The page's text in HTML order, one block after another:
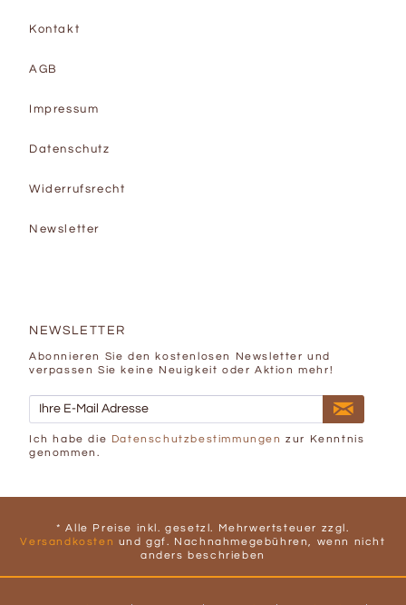
Kontakt
AGB
Impressum
Datenschutz
Widerrufsrecht
Newsletter
NEWSLETTER
Abonnieren Sie den kostenlosen Newsletter und
verpassen Sie keine Neuigkeit oder Aktion mehr!
Ich habe die Datenschutzbestimmungen zur Kenntnis
genommen.
* Alle Preise inkl. gesetzl. Mehrwertsteuer zzgl.
Versandkosten und ggf. Nachnahmegebühren, wenn nicht
anders beschrieben